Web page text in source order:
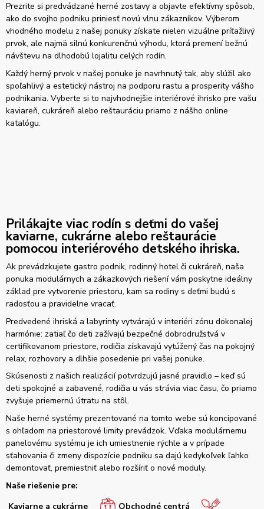
Prezrite si predvádzané herné zostavy a objavte efektívny spôsob,
ako do svojho podniku priniesť novú vlnu zákazníkov. Výberom
vhodného modelu z našej ponuky získate nielen vizuálne príťažlivý
prvok, ale najmä silnú konkurenčnú výhodu, ktorá premení bežnú
návštevu na dlhodobú lojalitu celých rodín.
Každý herný prvok v našej ponuke je navrhnutý tak, aby slúžil ako
spoľahlivý a estetický nástroj na podporu rastu a prosperity vášho
podnikania. Vyberte si to najvhodnejšie interiérové ihrisko pre vašu
kaviareň, cukráreň alebo reštauráciu priamo z nášho online
katalógu.
Prilákajte viac rodín s deťmi do vašej
kaviarne, cukrárne alebo reštaurácie
pomocou interiérového detského ihriska.
Ak prevádzkujete gastro podnik, rodinný hotel či cukráreň, naša
ponuka modulárnych a zákazkových riešení vám poskytne ideálny
základ pre vytvorenie priestoru, kam sa rodiny s deťmi budú s
radosťou a pravidelne vracať.
Predvedené ihriská a labyrinty vytvárajú v interiéri zónu dokonalej
harmónie: zatiaľ čo deti zažívajú bezpečné dobrodružstvá v
certifikovanom priestore, rodičia získavajú vytúžený čas na pokojný
relax, rozhovory a dlhšie posedenie pri vašej ponuke.
Skúsenosti z našich realizácií potvrdzujú jasné pravidlo – keď sú
deti spokojné a zabavené, rodičia u vás strávia viac času, čo priamo
zvyšuje priemernú útratu na stôl.
Naše herné systémy prezentované na tomto webe sú koncipované
s ohľadom na priestorové limity prevádzok. Vďaka modulárnemu
panelovému systému je ich umiestnenie rýchle a v prípade
sťahovania či zmeny dispozície podniku sa dajú kedykoľvek ľahko
demontovať, premiestniť alebo rozšíriť o nové moduly.
Naše riešenie pre:
Kaviarne a cukrárne
Obchodné centrá